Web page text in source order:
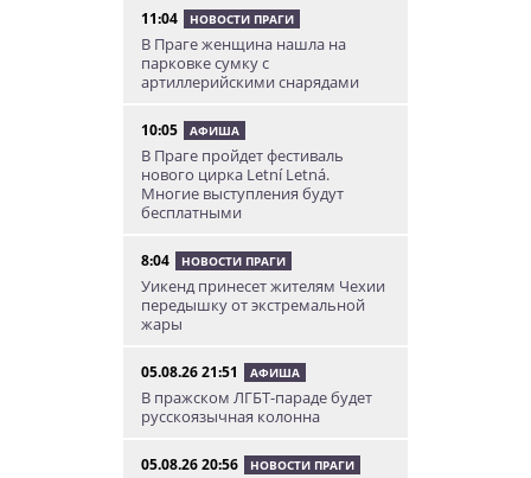
11:04 НОВОСТИ ПРАГИ
В Праге женщина нашла на
парковке сумку с
артиллерийскими снарядами
10:05 АФИША
В Праге пройдет фестиваль
нового цирка Letní Letná.
Многие выступления будут
бесплатными
8:04 НОВОСТИ ПРАГИ
Уикенд принесет жителям Чехии
передышку от экстремальной
жары
05.08.26 21:51 АФИША
В пражском ЛГБТ-параде будет
русскоязычная колонна
05.08.26 20:56 НОВОСТИ ПРАГИ